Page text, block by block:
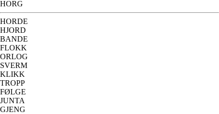
HORG
HORDE
HJORD
BANDE
FLOKK
ORLOG
SVERM
KLIKK
TROPP
FØLGE
JUNTA
GJENG